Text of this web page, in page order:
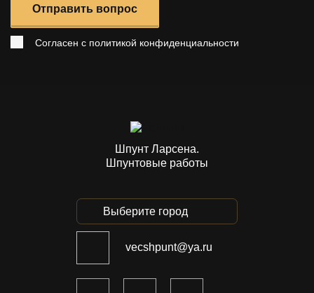
Отправить вопрос
Согласен с политикой конфиденциальности
Шпунт Ларсена.
Шпунтовые работы
Выберите город
vecshpunt@ya.ru